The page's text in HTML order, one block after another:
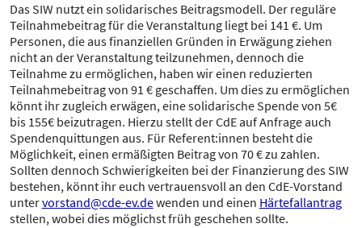
Das SIW nutzt ein solidarisches Beitragsmodell. Der reguläre
Teilnahmebeitrag für die Veranstaltung liegt bei 141 €. Um
Personen, die aus finanziellen Gründen in Erwägung ziehen
nicht an der Veranstaltung teilzunehmen, dennoch die
Teilnahme zu ermöglichen, haben wir einen reduzierten
Teilnahmebeitrag von 91 € geschaffen. Um dies zu ermöglichen
könnt ihr zugleich erwägen, eine solidarische Spende von 5€
bis 155€ beizutragen. Hierzu stellt der CdE auf Anfrage auch
Spendenquittungen aus. Für Referent:innen besteht die
Möglichkeit, einen ermäßigten Beitrag von 70 € zu zahlen.
Sollten dennoch Schwierigkeiten bei der Finanzierung des SIW
bestehen, könnt ihr euch vertrauensvoll an den CdE-Vorstand
untervorstand@cde-ev.dewenden und einen Härtefallantrag
stellen, wobei dies möglichst früh geschehen sollte.